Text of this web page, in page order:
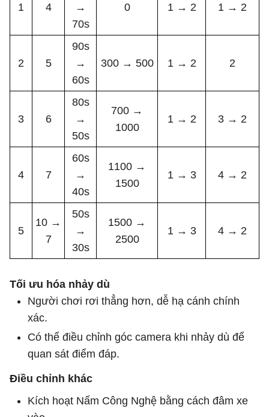
1 4
→
70s
0 1 → 2 1 → 2
2 5
90s
→
60s
300 → 500 1 → 2 2
3 6
80s
→
50s
700 →
1000
1 → 2 3 → 2
4 7
60s
→
40s
1100 →
1500
1 → 3 4 → 2
5
10 →
7
50s
→
30s
1500 →
2500
1 → 3 4 → 2
Tối ưu hóa nhảy dù
Người chơi rơi thẳng hơn, dễ hạ cánh chính
xác.
Có thể điều chỉnh góc camera khi nhảy dù để
quan sát điểm đáp.
Điều chỉnh khác
Kích hoạt Nấm Công Nghệ bằng cách đâm xe